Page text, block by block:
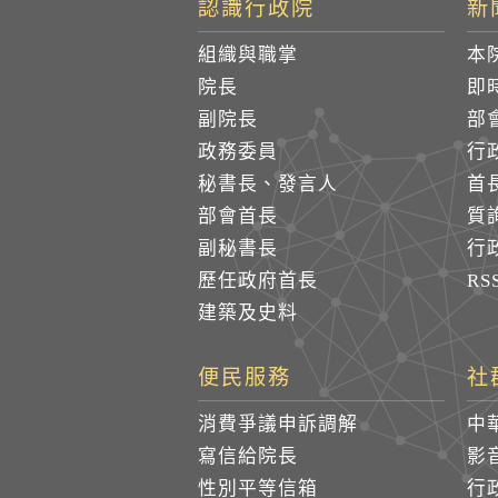
認識行政院
組織與職掌
院長
副院長
政務委員
秘書長、發言人
部會首長
副秘書長
歷任政府首長
建築及史料
新
本
即
部
行
首
質
行
便民服務
消費爭議申訴調解
寫信給院長
性別平等信箱
社
中
影
行